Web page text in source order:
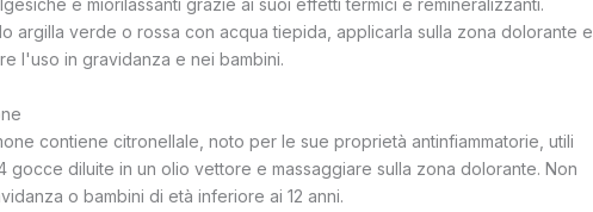
e miorilassanti grazie ai suoi effetti termici e remineralizzanti.
argilla verde o rossa con acqua tiepida, applicarla sulla zona dolorante e
l'uso in gravidanza e nei bambini.
contiene citronellale, noto per le sue proprietà antinfiammatorie, utili
gocce diluite in un olio vettore e massaggiare sulla zona dolorante. Non
o bambini di età inferiore ai 12 anni.